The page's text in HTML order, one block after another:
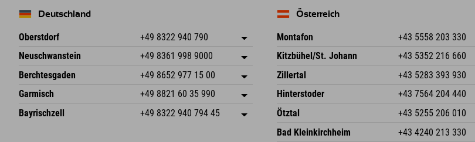
Deutschland
Oberstdorf +49 8322 940 790
An der Breitach 3
Deutschland
Adresse speichern
Buchen
Neuschwanstein +49 8361 998 9000
An der Riese 45
87484 Nesselwang im Allgäu
Deutschland
Adresse speichern
Buchen
Berchtesgaden +49 8652 977 15 00
Hofreitstr. 7
Deutschland
Adresse speichern
Buchen
Garmisch +49 8821 60 35 990
Frickenstraße 22
82490 Farchant
Adresse speichern
Bayrischzell +49 8322 940 794 45
Österreich
Montafon +43 5558 203 330
Dorfstr. 127b
Österreich
Adresse speichern
Buchen
Kitzbühel/St. Johann +43 5352 216 660
Speckbacherstraße 87
Österreich
Adresse speichern
Buchen
Zillertal +43 5283 393 930
Schmiedau 2
Österreich
Adresse speichern
Buchen
Hinterstoder +43 7564 204 440
Freizeitpark 10
Österreich
Adresse speichern
Buchen
Ötztal +43 5255 206 010
Gscheat 14
Adresse speichern
Bad Kleinkirchheim +43 4240 213 330